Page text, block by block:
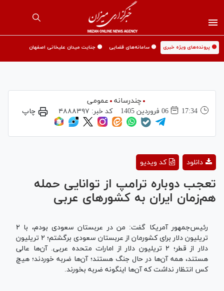
🟡 پرونده‌های ویژه خبری 🟡 سامانه‌های قضایی 🟡 جنایت میدان علیخانی اصفهان
چندرسانه
عمومی
17:34
06 فروردين 1405 کد خبر: ۴۸۸۸۳۹۷ چاپ
Video
کد ویدیو دانلود
تعجب دوباره ترامپ از توانایی حمله
هم‌زمان ایران به کشور‌های عربی
رئیس‌جمهور آمریکا گفت: من در عربستان سعودی بودم، با ۲
تریلیون دلار برای کشورمان از عربستان سعودی برگشتم؛ ۲ تریلیون
دلار از قطر؛ ۲ تریلیون دلار از امارات متحده عربی. آن‌ها عالی
هستند، همه آن‌ها در حال جنگ هستند؛ آن‌ها ضربه خوردند؛ هیچ
کس انتظار نداشت که آن‌ها اینگونه ضربه بخورند.